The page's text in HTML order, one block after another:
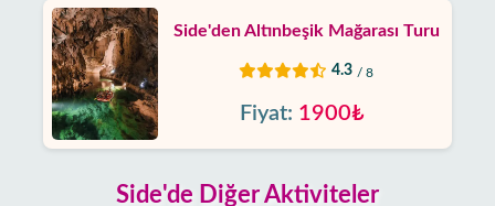
Side'den Altınbeşik Mağarası Turu
4.3 / 8
Fiyat: 1900₺
Side'de Diğer Aktiviteler